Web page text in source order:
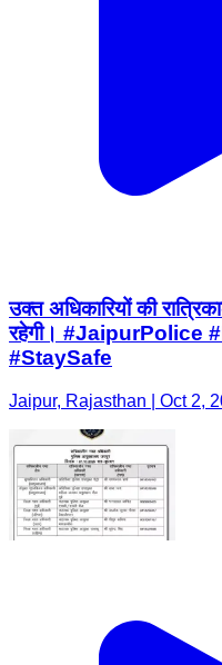
उक्त अधिकारियों की
रहेगी। #JaipurPolice
#StaySafe
Jaipur, Rajasthan | Oct 2,